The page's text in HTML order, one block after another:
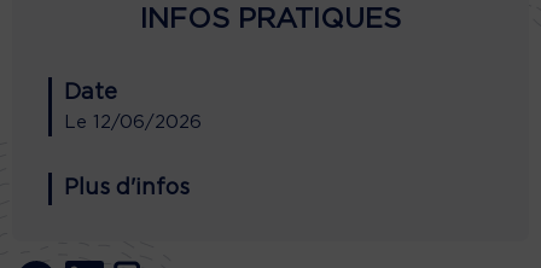
INFOS PRATIQUES
Date
Le 12/06/2026
Plus d'infos